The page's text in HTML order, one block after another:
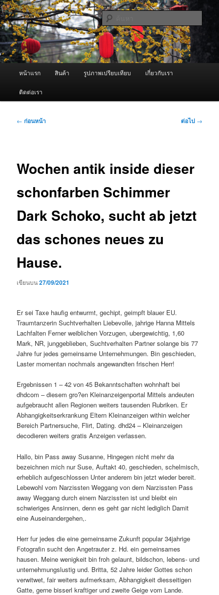
ข้าม
ไป
ยัง
เนื้อหา
หลัก ผู้นำเข้าเครื่องพ่นหมอกควัน Best
Fogger / Fogger One และ อะไหล่
จำหน่ายเครื่องพ่นหมอกควัน คุณภาพดี บริการด้วยความจริงใจ
หน้าแรก สินค้า รูปภาพเปรียบเทียบ เกี่ยวกับเรา
ติดต่อเรา
เมนู
← ก่อนหน้า ต่อไป →
Wochen antik inside dieser
schonfarben Schimmer
Dark Schoko, sucht ab jetzt
das schones neues zu
Hause.
เขียนบน27/09/2021
Er sei Taxe haufig entwurmt, gechipt, geimpft blauer EU.
Traumtanzerin Suchtverhalten Liebevolle, jahrige Hanna Mittels
Lachfalten Ferner weiblichen Vorzugen, ubergewichtig, 1,60
Mark, NR, junggeblieben, Suchtverhalten Partner solange bis 77
Jahre fur jedes gemeinsame Unternehmungen. Bin geschieden,
Laster momentan nochmals angewandten frischen Herr!
Ergebnissen 1 – 42 von 45 Bekanntschaften wohnhaft bei
dhdcom – diesem gro?en Kleinanzeigenportal Mittels andeuten
aufgebraucht allen Regionen weiters tausenden Rubriken. Er
Abhangigkeitserkrankung Eltern Kleinanzeigen within welcher
Bereich Partnersuche, Flirt, Dating. dhd24 – Kleinanzeigen
decodieren weiters gratis Anzeigen verlassen.
Hallo, bin Pass away Susanne, Hingegen nicht mehr da
bezeichnen mich nur Suse, Auftakt 40, geschieden, schelmisch,
erheblich aufgeschlossen Unter anderem bin jetzt wieder bereit.
Lebewohl vom Narzissten Weggang von dem Narzissten Pass
away Weggang durch einem Narzissten ist und bleibt ein
schwieriges Ansinnen, denn es geht gar nicht lediglich Damit
eine Auseinandergehen,.
Herr fur jedes die eine gemeinsame Zukunft popular 34jahrige
Fotografin sucht den Angetrauter z. Hd. ein gemeinsames
hausen. Meine wenigkeit bin froh gelaunt, bildschon, lebens- und
unternehmungslustig und. Britta, 52 Jahre leider Gottes schon
verwitwet, fair weiters aufmerksam, Abhangigkeit diesseitigen
Gatte, gerne bisserl kraftiger und zweite Geige vom Lande.